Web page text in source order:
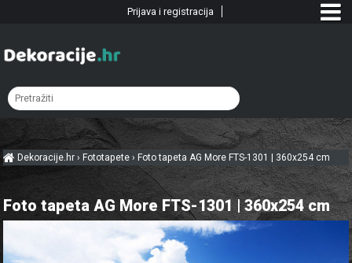
Dekoracije.hr› Fototapete › Foto tapeta AG More FTS-1301 | 360x254 cm
Foto tapeta AG More FTS-1301 | 360x254 cm
Prijava i registracija